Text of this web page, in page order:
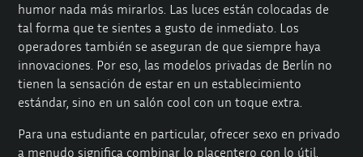
humor nada más mirarlos. Las luces están colocadas de
tal forma que te sientes a gusto de inmediato. Los
operadores también se aseguran de que siempre haya
innovaciones. Por eso, las modelos privadas de Berlín no
tienen la sensación de estar en un establecimiento
estándar, sino en un salón cool con un toque extra.
Para una estudiante en particular, ofrecer sexo en privado
a menudo significa combinar lo placentero con lo útil.